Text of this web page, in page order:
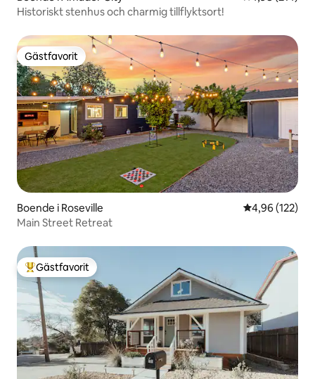
Historiskt stenhus och charmig tillflyktsort!
Gästfavorit
Gästfavorit
Boende i Roseville 4,96 av 5 i
4,96 (122)
Main Street Retreat
Populär gästfavorit
Gästfavorit